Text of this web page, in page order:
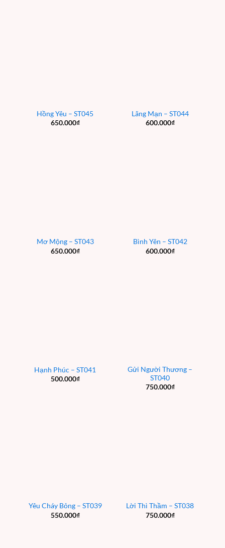
Hồng Yêu – ST045
650.000₫
Lãng Mạn – ST044
600.000₫
Mơ Mộng – ST043
650.000₫
Bình Yên – ST042
600.000₫
Hạnh Phúc – ST041
500.000₫
Gửi Người Thương –
ST040
750.000₫
Yêu Cháy Bỏng – ST039
550.000₫
Lời Thì Thầm – ST038
750.000₫